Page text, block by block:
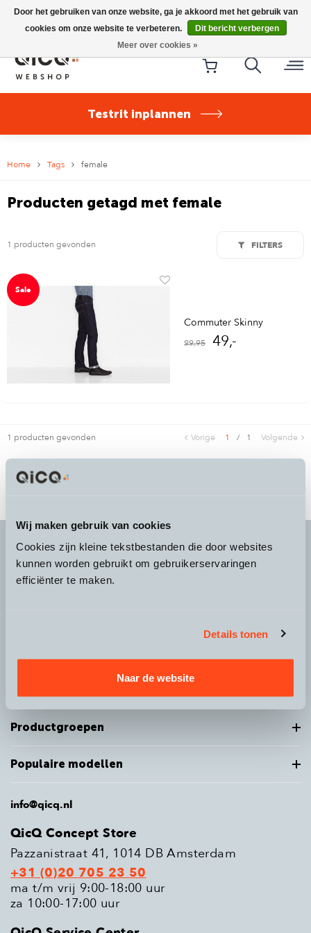
Wij maken gebruik van cookies
Cookies zijn kleine tekstbestanden die door websites
kunnen worden gebruikt om gebruikerservaringen
efficiënter te maken.
Details tonen
Naar de website
Riese & Müller Nevo5 Silent Core nu direct uit voorraad
leverbaar!
Testrit inplannen
Home Tags female
Producten getagd met female
1 producten gevonden FILTERS
Sale
Commuter Skinny
99,95 49,-
1 producten gevonden Vorige 1 / 1 Volgende
It's more than achoice
Productgroepen
Populaire modellen
info@qicq.nl
QicQ Concept Store
Pazzanistraat 41, 1014 DB Amsterdam
+31 (0)20 705 23 50
ma t/m vrij 9:00-18:00 uur
za 10:00-17:00 uur
Door het gebruiken van onze website, ga je akkoord met het gebruik van
cookies om onze website te verbeteren.
Dit bericht verbergen
Meer over cookies »